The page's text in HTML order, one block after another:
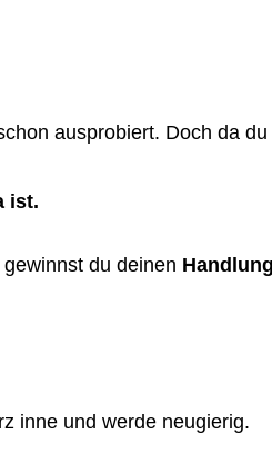
ausprobiert. Doch da
ist.
du deinen
inne und werde neugierig.